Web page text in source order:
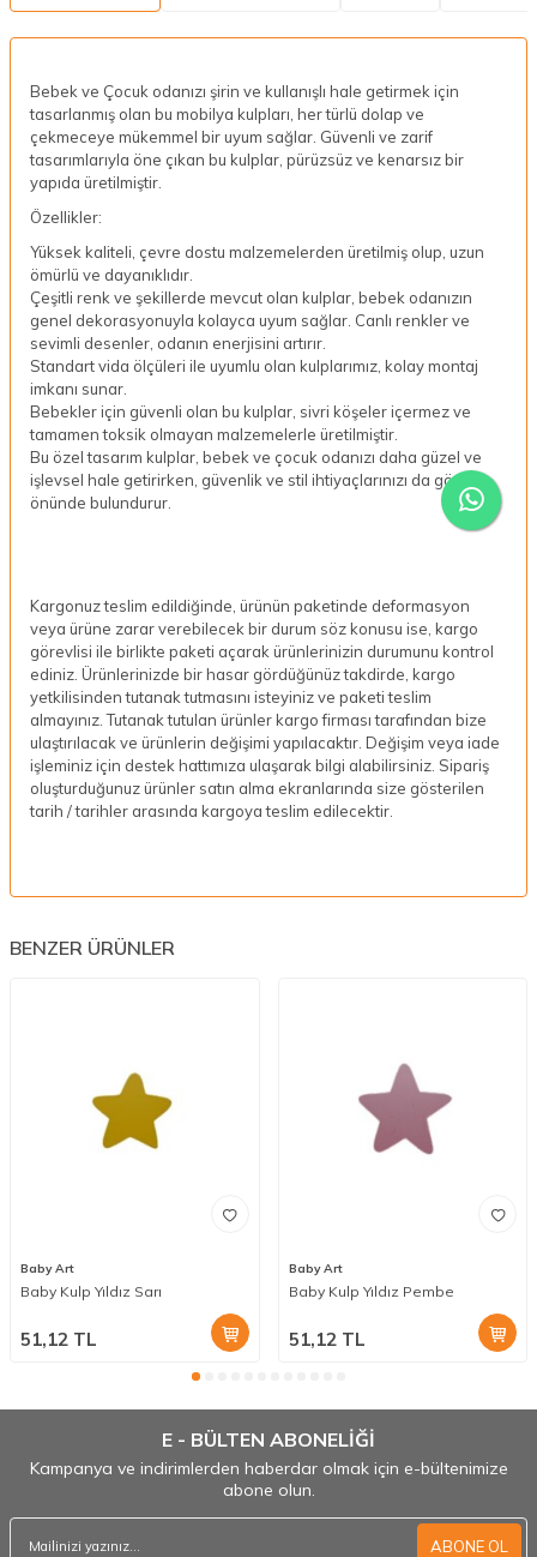
Bebek ve Çocuk odanızı şirin ve kullanışlı hale getirmek için
tasarlanmış olan bu mobilya kulpları, her türlü dolap ve
çekmeceye mükemmel bir uyum sağlar. Güvenli ve zarif
tasarımlarıyla öne çıkan bu kulplar, pürüzsüz ve kenarsız bir
yapıda üretilmiştir.
Özellikler:
Yüksek kaliteli, çevre dostu malzemelerden üretilmiş olup, uzun
ömürlü ve dayanıklıdır.
Çeşitli renk ve şekillerde mevcut olan kulplar, bebek odanızın
genel dekorasyonuyla kolayca uyum sağlar. Canlı renkler ve
sevimli desenler, odanın enerjisini artırır.
Standart vida ölçüleri ile uyumlu olan kulplarımız, kolay montaj
imkanı sunar.
Bebekler için güvenli olan bu kulplar, sivri köşeler içermez ve
tamamen toksik olmayan malzemelerle üretilmiştir.
Bu özel tasarım kulplar, bebek ve çocuk odanızı daha güzel ve
işlevsel hale getirirken, güvenlik ve stil ihtiyaçlarınızı da göz
önünde bulundurur.
Kargonuz teslim edildiğinde, ürünün paketinde deformasyon
veya ürüne zarar verebilecek bir durum söz konusu ise, kargo
görevlisi ile birlikte paketi açarak ürünlerinizin durumunu kontrol
ediniz. Ürünlerinizde bir hasar gördüğünüz takdirde, kargo
yetkilisinden tutanak tutmasını isteyiniz ve paketi teslim
almayınız. Tutanak tutulan ürünler kargo firması tarafından bize
ulaştırılacak ve ürünlerin değişimi yapılacaktır. Değişim veya iade
işleminiz için destek hattımıza ulaşarak bilgi alabilirsiniz. Sipariş
oluşturduğunuz ürünler satın alma ekranlarında size gösterilen
tarih / tarihler arasında kargoya teslim edilecektir.
BENZER ÜRÜNLER
Baby Art
Baby Kulp Yıldız Sarı
51,12 TL
Baby Art
Baby Kulp Yıldız Pembe
51,12TL
E - BÜLTEN ABONELİĞİ
Kampanya ve indirimlerden haberdar olmak için e-bültenimize
abone olun.
ABONE OL